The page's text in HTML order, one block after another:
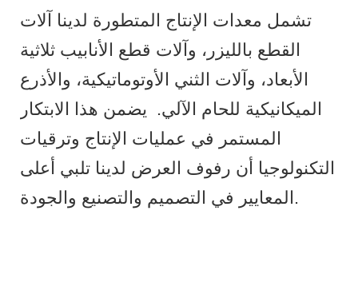
تشمل معدات الإنتاج المتطورة لدينا آلات
القطع بالليزر، وآلات قطع الأنابيب ثلاثية
الأبعاد، وآلات الثني الأوتوماتيكية، والأذرع
الميكانيكية للحام الآلي. يضمن هذا الابتكار
المستمر في عمليات الإنتاج وترقيات
التكنولوجيا أن رفوف العرض لدينا تلبي أعلى
المعايير في التصميم والتصنيع والجودة.